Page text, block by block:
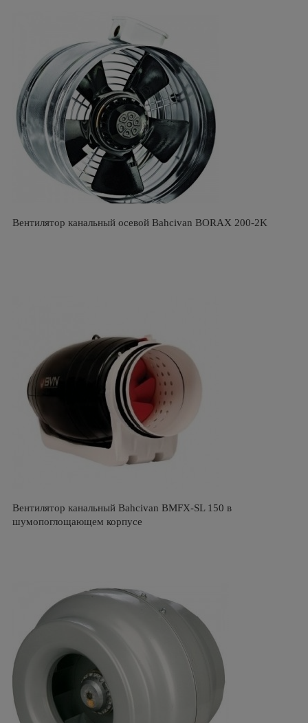
Вентилятор канальный осевой Bahcivan BORAX 200-2K
Вентилятор канальный Bahcivan BMFX-SL 150 в
шумопоглощающем корпусе